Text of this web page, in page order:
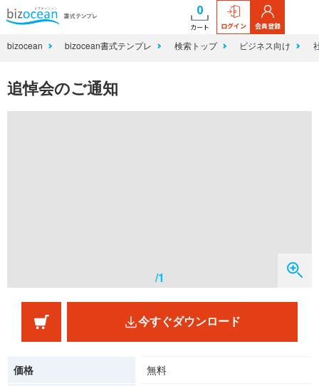
0
カート ログイン 会員登録
bizocean bizocean書式テンプレ 検索トップ ビジネス向け
追悼会のご通知
/1
今すぐダウンロード
価格
無料